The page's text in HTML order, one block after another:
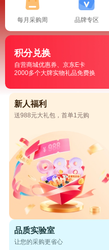
每月采购周 品牌专区
积分兑换
自营商城优惠券、京东E卡
2000多个大牌实物礼品免费换
新人福利
送988元大礼包，首单1元购
品质实验室
让您的采购更省心